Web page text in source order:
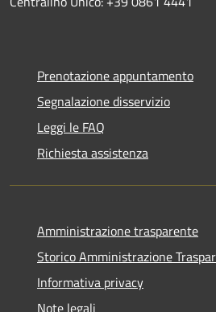
Prenotazione appuntamento
Segnalazione disservizio
Leggi le FAQ
Richiesta assistenza
Amministrazione trasparente
Storico Amministrazione
Informativa privacy